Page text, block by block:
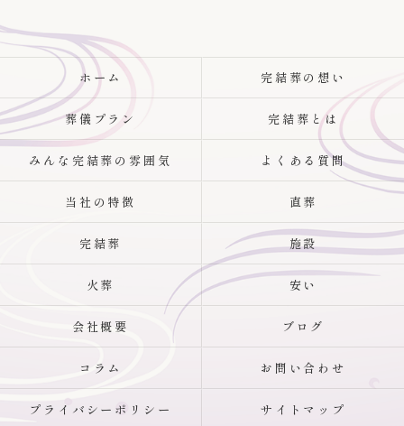
ホーム 完結葬の想い
葬儀プラン 完結葬とは
みんな完結葬の雰囲気 よくある質問
当社の特徴 直葬
完結葬 施設
火葬 安い
会社概要 ブログ
コラム お問い合わせ
プライバシーポリシー サイトマップ